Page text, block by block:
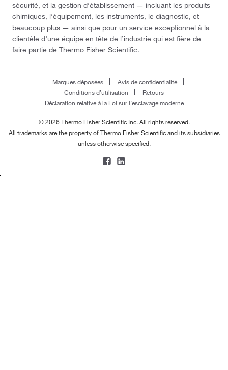
sécurité, et la gestion d’établissement — incluant les produits
chimiques, l’équipement, les instruments, le diagnostic, et
beaucoup plus — ainsi que pour un service exceptionnel à la
clientèle d’une équipe en tête de l’industrie qui est fière de
faire partie de Thermo Fisher Scientific.
Marques déposées
Avis de confidentialité
Conditions d’utilisation
Retours
Déclaration relative à la Loi sur l’esclavage moderne
© 2026 Thermo Fisher Scientific Inc. All rights reserved.
All trademarks are the property of Thermo Fisher Scientific and its subsidiaries
unless otherwise specified.